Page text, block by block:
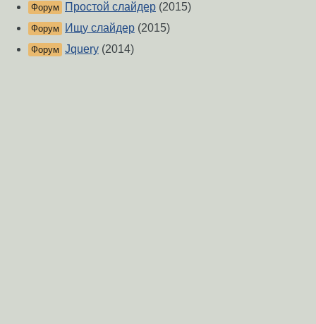
Форум Простой слайдер (2015)
Форум Ищу слайдер (2015)
Форум Jquery (2014)